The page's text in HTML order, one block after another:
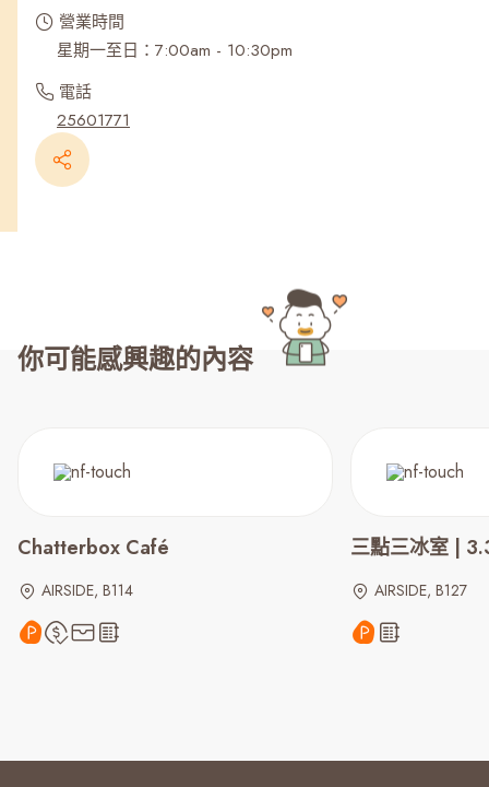
營業時間
星期一至日：7:00am - 10:30pm
電話
25601771
你可能感興趣的內容
Chatterbox Café
AIRSIDE, B114
三點三冰室 |
AIRSIDE, B127